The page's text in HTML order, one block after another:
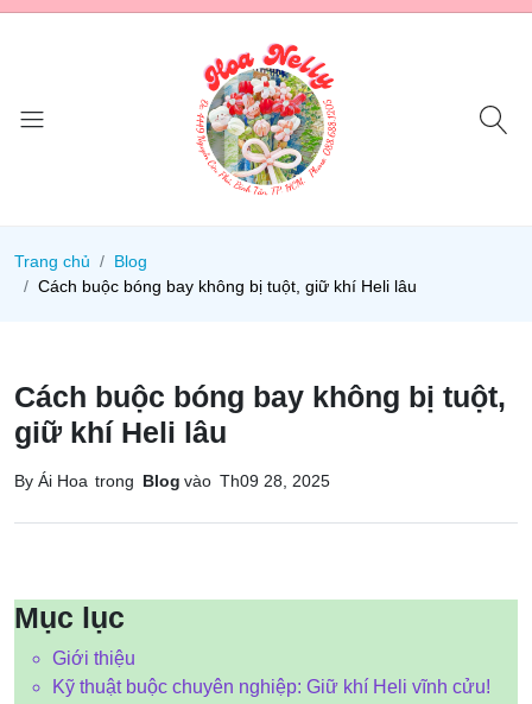
Trang chủ
Blog
Cách buộc bóng bay không bị tuột, giữ khí Heli lâu
Cách buộc bóng bay không bị tuột,
giữ khí Heli lâu
By Ái Hoa trong Blog vào Th09 28, 2025
Mục lục
Giới thiệu
Kỹ thuật buộc chuyên nghiệp: Giữ khí Heli vĩnh cửu!